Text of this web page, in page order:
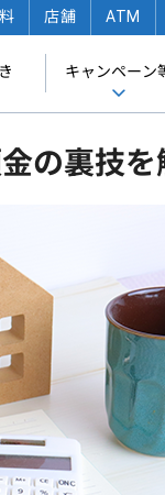
キャンペーン
店舗 ATM
の裏技